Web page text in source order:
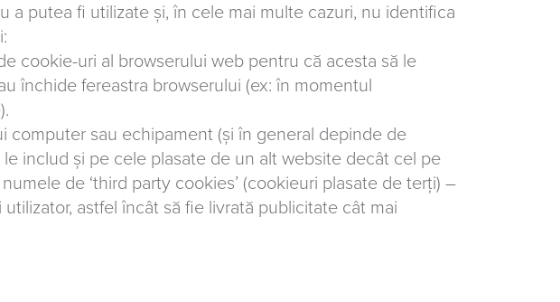
putea fi utilizate și, în cele mai multe cazuri, nu identifica
cookie-uri al browserului web pentru că acesta să le
închide fereastra browserului (ex: în momentul
sau echipament (și în general depinde de
includ și pe cele plasate de un alt website decât cel pe
de ‘third party cookies’ (cookieuri plasate de terți) –
astfel încât să fie livrată publicitate cât mai